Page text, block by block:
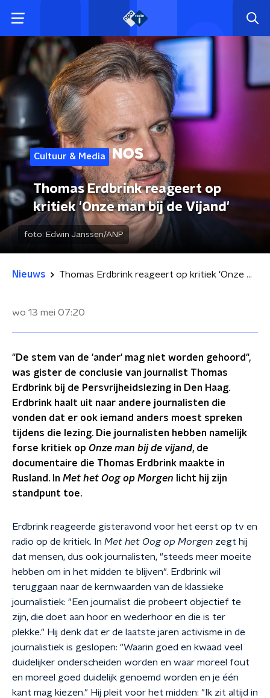
Cultuur & Media
Thomas Erdbrink reageert op
kritiek 'Onze man bij de Vijand'
foto: Edwin Janssen/ANP
Nieuws Thomas Erdbrink reageert op kritiek 'Onze man bij de Vijand'
wo 13 mei 07:20
"De stem van de 'ander' mag niet worden gehoord",
was gister de conclusie van journalist Thomas
Erdbrink bij de Persvrijheidslezing in Den Haag.
Erdbrink haalt uit naar andere journalisten die
vonden dat er ook iemand anders moest spreken
tijdens die lezing. Die journalisten hebben namelijk
forse kritiek op Onze man bij de vijand, de
documentaire die Thomas Erdbrink maakte in
Rusland. In Met het Oog op Morgen licht hij zijn
standpunt toe.
Erdbrink reageerde gisteravond voor het eerst op tv en
radio op de kritiek. In Met het Oog op Morgen zegt hij
dat mensen, dus ook journalisten, "steeds meer moeite
hebben om in het midden te blijven". Erdbrink wil
teruggaan naar de kernwaarden van de klassieke
journalistiek: "Een journalist die probeert objectief te
zijn, die doet aan hoor en wederhoor en die is ter
plekke." Hij denk dat er de laatste jaren activisme in de
journalistiek is geslopen: "Waarin goed en kwaad veel
duidelijker onderscheiden worden en waar moreel fout
en moreel goed duidelijk genoemd worden en je één
kant mag kiezen." Hij pleit voor het midden: "Ik zit altijd in